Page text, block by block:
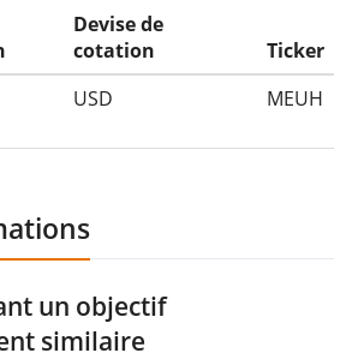
Devise de
cotation
Ticker
USD MEUH
un objectif
similaire